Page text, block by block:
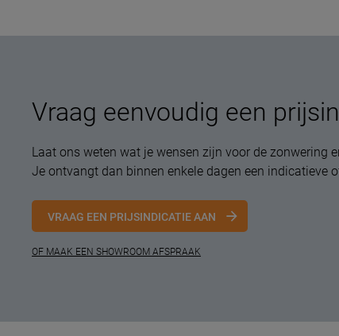
Vraag eenvoudig een
Laat ons weten wat je wensen zijn voor de zonwering
Je ontvangt dan binnen enkele dagen een indicatieve
VRAAG EEN PRIJSINDICATIE AAN
OF MAAK EEN SHOWROOM AFSPRAAK